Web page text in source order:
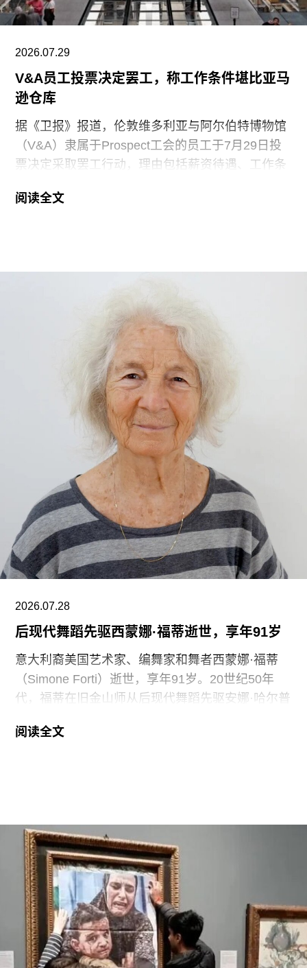
2026.07.29
V&A员工投票决定罢工，称工作条件堪比亚马
逊仓库
据《卫报》报道，伦敦维多利亚与阿尔伯特博物馆
（V&A）隶属于Prospect工会的员工于7月29日投
票决定采取罢工行动，理由包括薪资待遇、工作条
地区共运营四家博物馆，包括南肯辛顿的V&A博物
95%投票支持除罢工以外的其他行动。V&A东馆典
藏库的员工100%投票支持罢工行动。
V&A东馆典藏库于2025年5月开放，向公众展示了
数千件尚未在其他场馆展出的藏品。负责馆内“预约
展品”项目的员工必须全程陪同调取馆藏，只有在另
一位同事到岗接替后，才能去洗手间。与他们服务
的公众一样，这些员工也不允许将食物或饮料带入
主展厅或储藏区。
“这种展示我们文化遗产的创新模式，竟是由那些连
上厕所或喝口水都得不到充分保障的员工来实现
的，”Prospect工会秘书长迈克·克兰西（Mike
Clancy）告诉《卫报》。“如果参观者得知，工会一
直反对的那些存在于亚马逊等企业的劳动实践，竟
然也存在于一家国际知名的文化机构时，他们一定
V&A东馆典藏库的员工正在争取两次各15分钟的带
薪休息时间。工会成员还要求V&A在一年内获得“伦
敦生活工资雇主”认证（London
阅读全文
2026.07.28
后现代舞蹈先驱西蒙娜·福蒂逝世，享年91岁
意大利裔美国艺术家、编舞家和舞者西蒙娜·福蒂
（Simone Forti）逝世，享年91岁。20世纪50年
代，福蒂在旧金山师从后现代舞蹈先驱安娜·哈尔普
品系列“舞蹈构造”（Dance Constructions）迅速崭
同创立了贾德森舞蹈剧院（Judson Dance
Theater），其成员在此后十年间重塑了现代舞的
发展轨迹。多年后，帕克斯顿曾写道：“福蒂这组激
进的作品，就像一颗投入平静池塘中的石子，激起
的涟漪不断向外扩散。”
福蒂于1935年3月25日出生于意大利佛罗伦萨的一
个犹太家庭。三年后，当法西斯领导人贝尼托·墨索
阅读全文